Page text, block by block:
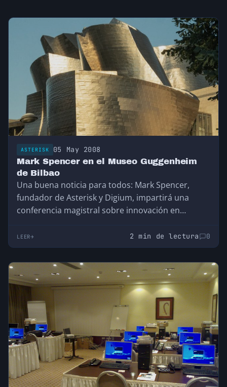
ASTERISK 05 May 2008
Mark Spencer en el Museo Guggenheim
de Bilbao
Una buena noticia para todos: Mark Spencer,
fundador de Asterisk y Digium, impartirá una
conferencia magistral sobre innovación en
LEER 2 min de lectura 0